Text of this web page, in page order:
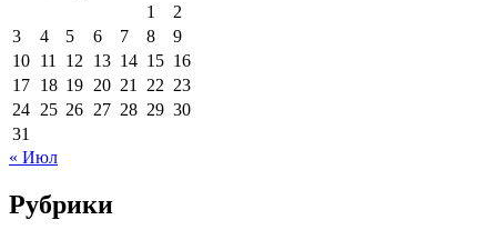
1
2
3
4 5 6 7 8
9
10 11 12 13 14 15 16
17 18 19 20 21 22 23
24 25 26 27 28 29 30
31
« Июл
Рубрики